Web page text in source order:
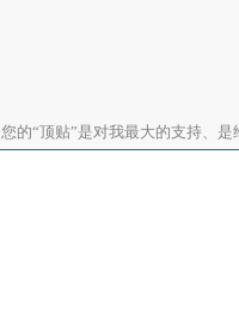
您的“顶贴”是对我最大的支持、